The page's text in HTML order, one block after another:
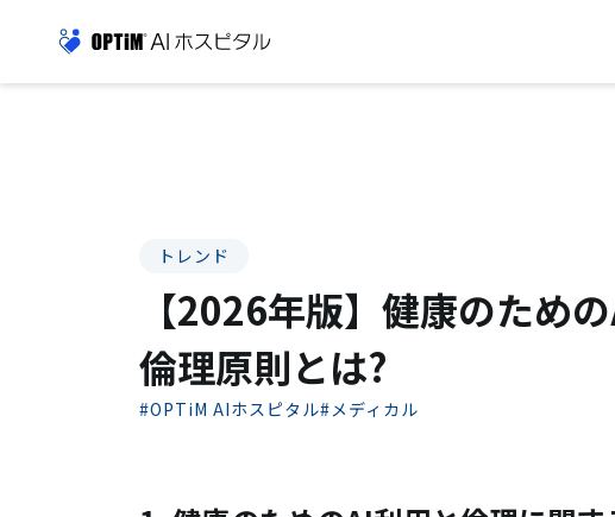
トレンド
【2026年版】健康のため
倫理原則とは?
#OPTiM AIホスピタル#メディカル